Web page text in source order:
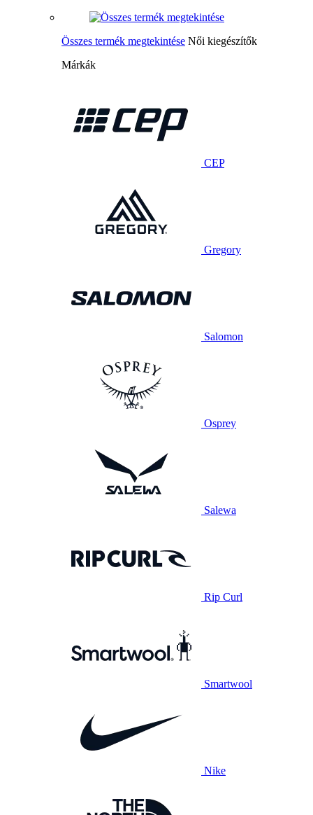
Összes termék megtekintése Női kiegészítők
Márkák
CEP
Gregory
Salomon
Osprey
Salewa
Rip Curl
Smartwool
Nike